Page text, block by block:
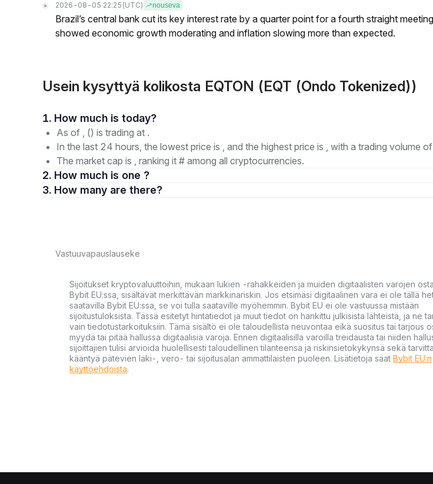
2026-08-05 22:25 (UTC) nouseva
Brazil’s central bank cut its key interest rate by a quarter point for a fourth straight
showed economic growth moderating and inflation slowing more than expected.
Usein kysyttyä kolikosta EQTON (EQT (Ondo Tokenized))
1. How much is today?
As of , () is trading at .
In the last 24 hours, the lowest price is , and the highest price is , with a trading volume
The market cap is , ranking it # among all cryptocurrencies.
2. How much is one ?
3. How many are there?
Vastuuvapauslauseke
Sijoitukset kryptovaluuttoihin, mukaan lukien -rahakkeiden ja muiden digitaalisten varojen
Bybit EU:ssa, sisältävät merkittävän markkinariskin. Jos etsimäsi digitaalinen vara ei ole tällä
saatavilla Bybit EU:ssa, se voi tulla saataville myöhemmin. Bybit EU ei ole vastuussa mistään
sijoitustuloksista. Tässä esitetyt hintatiedot ja muut tiedot on hankittu julkisista lähteistä, ja ne
vain tiedotustarkoituksiin. Tämä sisältö ei ole taloudellista neuvontaa eikä suositus tai tarjous
myydä tai pitää hallussa digitaalisia varoja. Ennen digitaalisilla varoilla treidausta tai niiden
sijoittajien tulisi arvioida huolellisesti taloudellinen tilanteensa ja riskinsietokykynsä sekä
kääntyä pätevien laki-, vero- tai sijoitusalan ammattilaisten puoleen. Lisätietoja saat Bybit EU:n
käyttöehdoista.